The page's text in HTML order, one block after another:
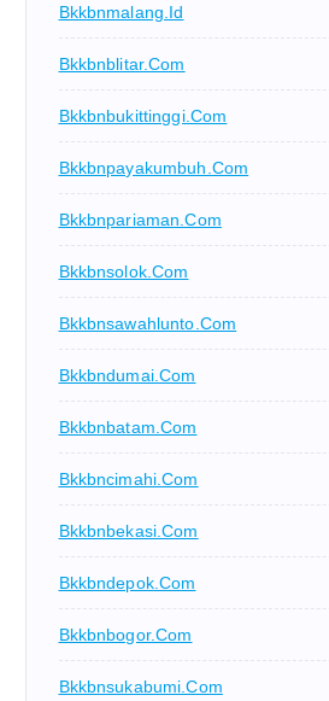
Bkkbnmalang.id
Bkkbnblitar.com
Bkkbnbukittinggi.com
Bkkbnpayakumbuh.com
Bkkbnpariaman.com
Bkkbnsolok.com
Bkkbnsawahlunto.com
Bkkbndumai.com
Bkkbnbatam.com
Bkkbncimahi.com
Bkkbnbekasi.com
Bkkbndepok.com
Bkkbnbogor.com
Bkkbnsukabumi.com